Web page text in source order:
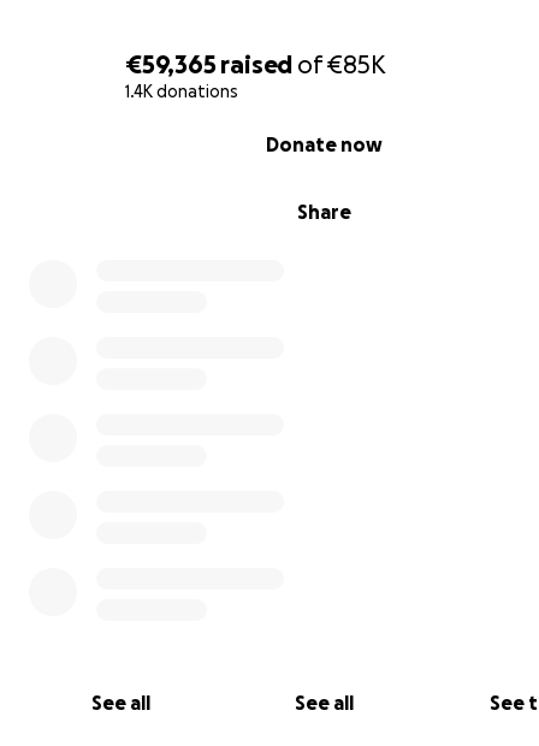
€59,365 raised of€85K
1.4K donations
Share
Donate now
See all See all See